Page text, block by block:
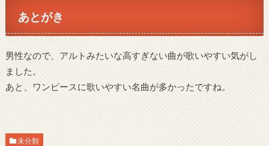
あとがき
男性なので、アルトみたいな高すぎない曲が歌いやすい気がし
ました。
あと、ワンピースに歌いやすい名曲が多かったですね。
未分類